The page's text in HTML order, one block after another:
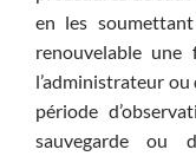
en les
renouvelable
l’administrateur ou
période
sauvegarde ou